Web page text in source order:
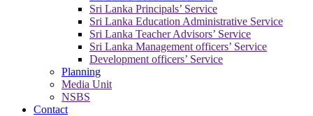
Sri Lanka Principals’ Service
Sri Lanka Education Administrative Service
Sri Lanka Teacher Advisors’ Service
Sri Lanka Management officers’ Service
Development officers’ Service
Planning
Media Unit
NSBS
Contact